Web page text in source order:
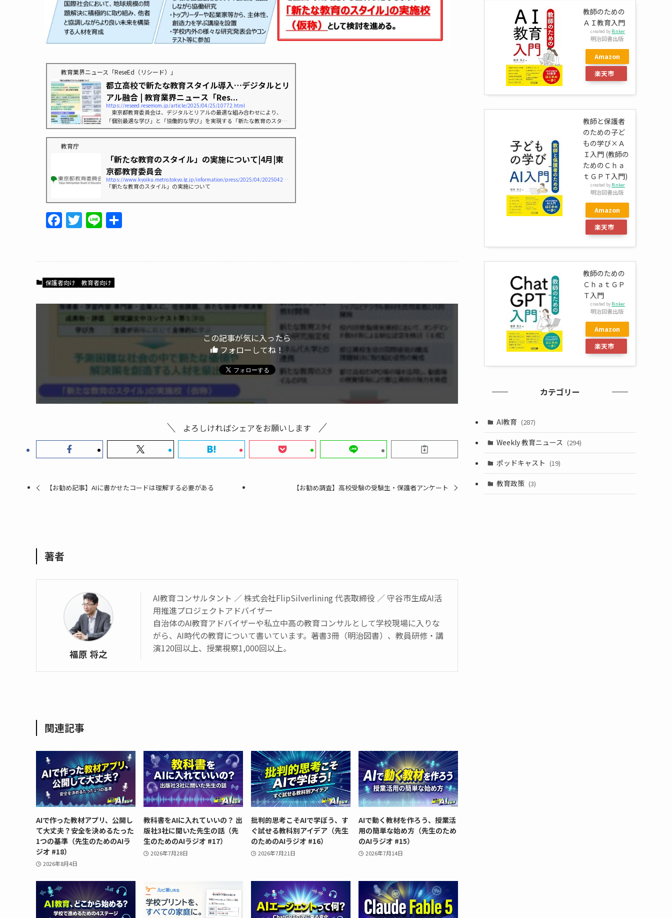
教育業界ニュース「ReseEd（リシード）」
都立高校で新たな教育スタイル導入…デジタルとリ
アル融合 | 教育業界ニュース「Res...
https://reseed.resemom.jp/article/2025/04/25/10772.html
東京都教育委員会は、デジタルとリアルの最適な組み合わせにより、
「個別最適な学び」と「協働的な学び」を実現する「新たな教育のスタイ
ル」を都立高校から展開していくことを発表した。
教育庁
「新たな教育のスタイル」の実施について|4月|東
京都教育委員会
https://www.kyoiku.metro.tokyo.lg.jp/information/press/2025/04/2025042401
「新たな教育のスタイル」の実施について
F
a
e
b
o
o
k
T
w
er
Li
n
保護者向け 教育者向け
この記事が気に入ったら
フォローしてね！
よろしければシェアをお願いします
【お勧め記事】AIに書かせたコードは理解する必要がある 【お勧め調査】高校受験の受験生・保護者アンケート
著者
福原 将之
AI教育コンサルタント ／ 株式会社FlipSilverlining 代表取締役 ／ 守谷市生成AI活
用推進プロジェクトアドバイザー
自治体のAI教育アドバイザーや私立中高の教育コンサルとして学校現場に入りな
がら、AI時代の教育について書いています。著書3冊（明治図書）、教員研修・講
演120回以上、授業視察1,000回以上。
関連記事
AIで作った教材アプリ、公開し
て大丈夫？安全を決めるたった
1つの基準（先生のためのAIラ
ジオ #18）
2026年8月4日
教科書をAIに入れていいの？ 出
版社3社に聞いた先生の話（先
生のためのAIラジオ #17）
2026年7月28日
批判的思考こそAIで学ぼう、す
ぐ試せる教科別アイデア（先生
のためのAIラジオ #16）
2026年7月21日
AIで動く教材を作ろう、授業活
用の簡単な始め方（先生のため
のAIラジオ #15）
2026年7月14日
教師のための
ＡＩ教育入門
created by Rinker
明治図書出版
Amazon
楽天市
教師と保護者
のための子ど
もの学び×Ａ
Ｉ入門 (教師の
ためのＣｈａ
ｔＧＰＴ入門)
created by Rinker
明治図書出版
Amazon
楽天市
教師のための
ＣｈａｔＧＰ
Ｔ入門
created by Rinker
明治図書出版
Amazon
楽天市
カテゴリー
AI教育 (287)
Weekly 教育ニュース (294)
ポッドキャスト (19)
教育政策 (3)